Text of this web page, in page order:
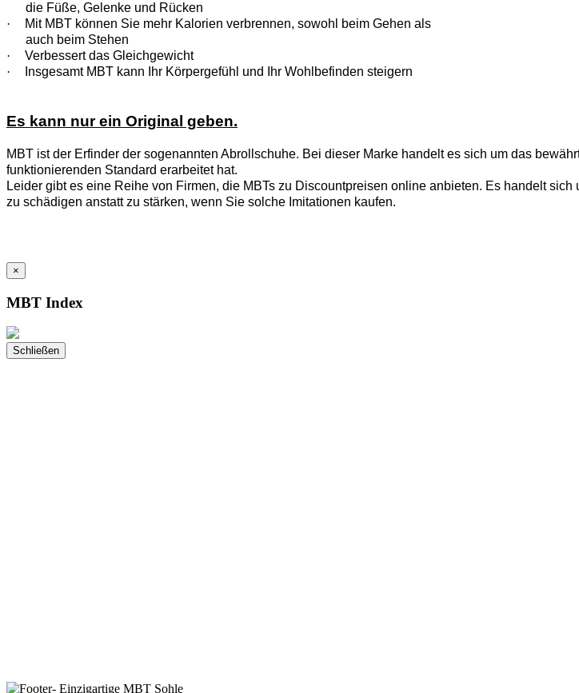
die Füße, Gelenke und Rücken
·
Mit MBT können Sie mehr Kalorien verbrennen, sowohl beim Gehen als
auch beim Stehen
·
Verbessert das Gleichgewicht
·
Insgesamt MBT kann Ihr Körpergefühl und Ihr Wohlbefinden steigern
Es kann nur ein Original geben.
MBT ist der Erfinder der sogenannten Abrollschuhe. Bei dieser Marke handelt es sich um das
funktionierenden Standard erarbeitet hat.
Leider gibt es eine Reihe von Firmen, die MBTs zu Discountpreisen online anbieten. Es handelt
zu schädigen anstatt zu stärken, wenn Sie solche Imitationen kaufen.
×
MBT Index
Schließen